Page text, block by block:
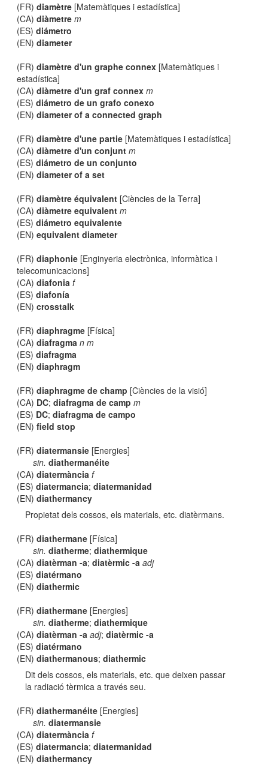
(FR)diamètre [Matemàtiques i estadística]
(CA)diàmetre m
(ES)diámetro
(EN)diameter
(FR)diamètre d'un graphe connex [Matemàtiques i
estadística]
(CA)diàmetre d'un graf connex m
(ES)diámetro de un grafo conexo
(EN)diameter of a connected graph
(FR)diamètre d'une partie [Matemàtiques i estadística]
(CA)diàmetre d'un conjunt m
(ES)diámetro de un conjunto
(EN)diameter of a set
(FR)diamètre équivalent [Ciències de la Terra]
(CA)diàmetre equivalent m
(ES)diámetro equivalente
(EN)equivalent diameter
(FR)diaphonie [Enginyeria electrònica, informàtica i
telecomunicacions]
(CA)diafonia f
(ES)diafonía
(EN)crosstalk
(FR)diaphragme [Física]
(CA)diafragma n m
(ES)diafragma
(EN)diaphragm
(FR)diaphragme de champ [Ciències de la visió]
(CA) DC;diafragma de camp m
(ES) DC;diafragma de campo
(EN)field stop
(FR)diatermansie [Energies]
sin. diathermanéite
(CA)diatermància f
(ES)diatermancia;diatermanidad
(EN)diathermancy
Propietat dels cossos, els materials, etc. diatèrmans.
(FR)diathermane [Física]
sin. diatherme; diathermique
(CA)diatèrman -a;diatèrmic -a adj
(ES)diatérmano
(EN)diathermic
(FR)diathermane [Energies]
sin. diatherme; diathermique
(CA)diatèrman -a adj;diatèrmic -a
(ES)diatérmano
(EN)diathermanous;diathermic
Dit dels cossos, els materials, etc. que deixen passar
la radiació tèrmica a través seu.
(FR)diathermanéite [Energies]
sin. diatermansie
(CA)diatermància f
(ES)diatermancia;diatermanidad
(EN)diathermancy